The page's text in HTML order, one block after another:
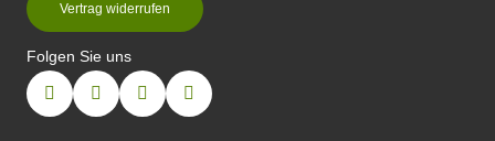
Vertrag widerrufen
Folgen Sie uns